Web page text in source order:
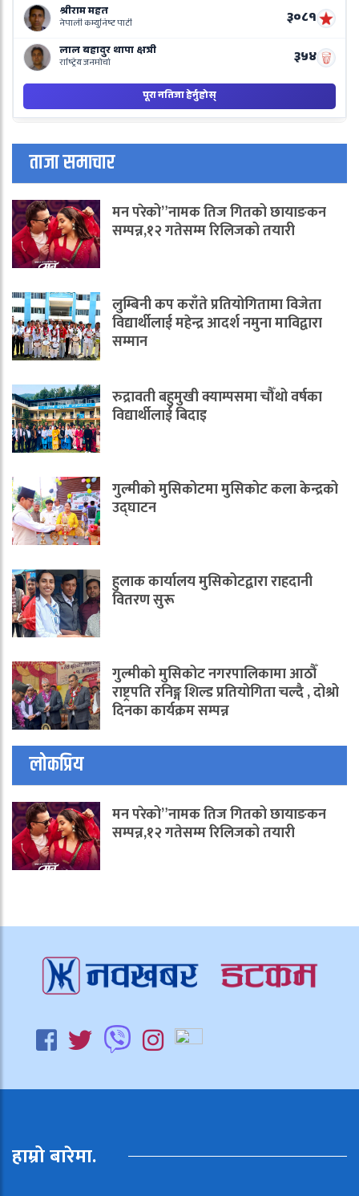
ताजा समाचार
मन परेको”नामक तिज गितको छायाङकन
सम्पन्न,१२ गतेसम्म रिलिजको तयारी
लुम्बिनी कप कराँते प्रतियोगितामा विजेता
विद्यार्थीलाई महेन्द्र आदर्श नमुना माविद्वारा
सम्मान
रुद्रावती बहुमुखी क्याम्पसमा चौँथो वर्षका
विद्यार्थीलाई बिदाइ
गुल्मीको मुसिकोटमा मुसिकोट कला केन्द्रको
उद्घाटन
हुलाक कार्यालय मुसिकोटद्वारा राहदानी
वितरण सुरू
गुल्मीको मुसिकोट नगरपालिकामा आठौँ
राष्ट्रपति रनिङ्ग शिल्ड प्रतियोगिता चल्दै , दोश्रो
दिनका कार्यक्रम सम्पन्न
लोकप्रिय
मन परेको”नामक तिज गितको छायाङकन
सम्पन्न,१२ गतेसम्म रिलिजको तयारी
हाम्रो बारेमा.